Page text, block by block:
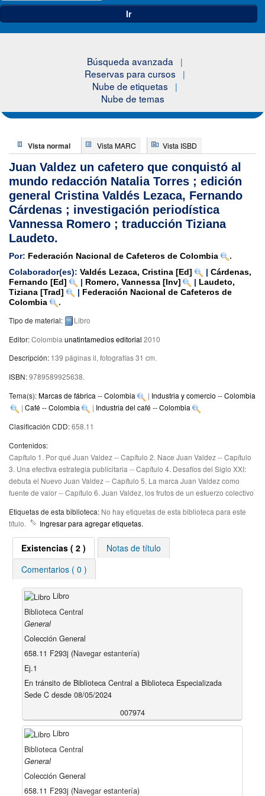
Ir
Búsqueda avanzada
Reservas para cursos
Nube de etiquetas
Nube de temas
Vista normal Vista MARC Vista ISBD
Juan Valdez un cafetero que conquistó al
mundo redacción Natalia Torres ; edición
general Cristina Valdés Lezaca, Fernando
Cárdenas ; investigación periodística
Vannessa Romero ; traducción Tiziana
Laudeto.
Por: Federación Nacional de Cafeteros de Colombia
.
Colaborador(es): Valdés Lezaca, Cristina [Ed] | Cárdenas,
Fernando [Ed] | Romero, Vannessa[Inv] | Laudeto,
Tiziana [Trad] | Federación Nacional de Cafeteros de
Colombia
.
Tipo de material:
Libro
Editor:Colombia unatintamedios editorial 2010
Descripción: 139 páginas il, fotografías 31 cm.
ISBN:9789589925638.
Tema(s):Marcas de fábrica -- Colombia | Industria y comercio -- Colombia
| Café -- Colombia | Industria del café -- Colombia
Clasificación CDD:658.11
Contenidos:
Capítulo 1. Por qué Juan Valdez -- Capítulo 2. Nace Juan Valdez -- Capítulo
3. Una efectiva estrategia publicitaria -- Capítulo 4. Desafíos del Siglo XXI:
debuta el Nuevo Juan Valdez -- Capítulo 5. La marca Juan Valdez como
fuente de valor -- Capítulo 6. Juan Valdez, los frutos de un esfuerzo colectivo
Etiquetas de esta biblioteca: No hay etiquetas de esta biblioteca para este
título.
Ingresar para agregar etiquetas.
Existencias( 2 )
Notas de título
Comentarios ( 0 )
Libro
Biblioteca Central
General
Colección General
658.11 F293j (Navegar estantería)
Ej.1
En tránsito de Biblioteca Central a Biblioteca Especializada
Sede C desde 08/05/2024
007974
Libro
Biblioteca Central
General
Colección General
658.11 F293j (Navegar estantería)